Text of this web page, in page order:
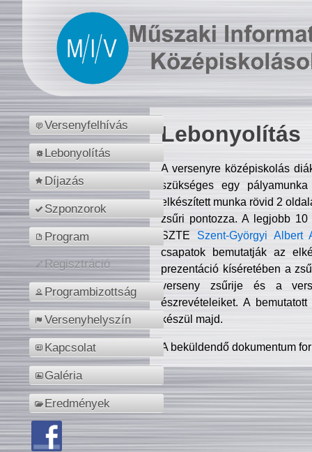
Versenyfelhívás
Lebonyolítás
Díjazás
Szponzorok
Program
Regisztráció
Programbizottság
Versenyhelyszín
Kapcsolat
Galéria
Eredmények
Lebonyolítás
A versenyre középiskolás
szükséges egy
elkészített munka rövid 2
zsűri pontozza. A legjobb
SZTE Szent-Györgyi Albert
csapatok bemutatják az
prezentáció kíséretében a
verseny zsűrije és a
észrevételeiket. A
készül majd.
A beküldendő dokumentum